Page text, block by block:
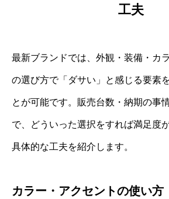
工夫
最新ブランドでは、外観・装備・カ
の選び方で「ダサい」と感じる要素
とが可能です。販売台数・納期の事
で、どういった選択をすれば満足度
具体的な工夫を紹介します。
カラー・アクセントの使い方